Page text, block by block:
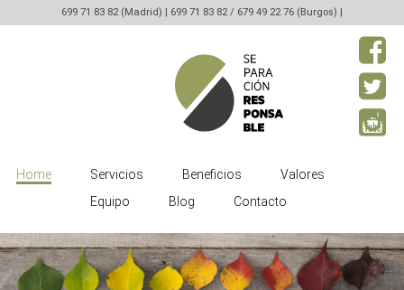
699 71 83 82 (Madrid) | 699 71 83 82 / 679 49 22 76 (Burgos) |
Home Servicios Beneficios
Valores
Equipo
Blog Contacto